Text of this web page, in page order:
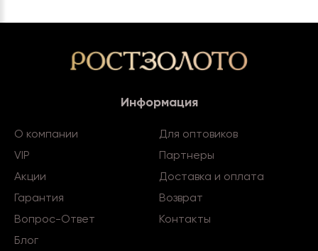
Информация
О компании
Для оптовиков
VIP
Партнеры
Акции
Доставка и оплата
Гарантия
Возврат
Вопрос-Ответ
Контакты
Блог